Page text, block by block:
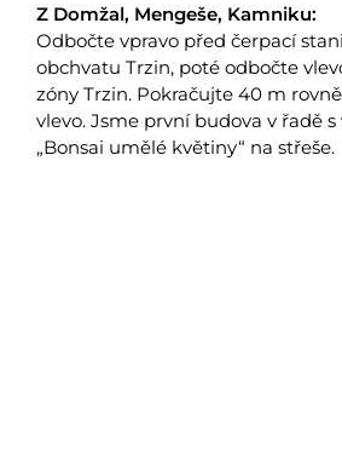
Z Domžal, Mengeše, Kamniku:
Odbočte vpravo před čerpací
obchvatu Trzin, poté odbočte
zóny Trzin. Pokračujte 40 m
vlevo. Jsme první budova v řadě
„Bonsai umělé květiny“ na střeše.